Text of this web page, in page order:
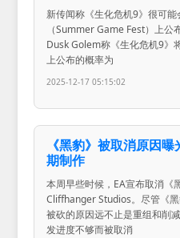
新传闻称《生化危机9》很可
（Summer Game Fest）上公
Dusk Golem称《生化危机9》
上公布的概率为
2025-12-17 05:15:02
《黑豹》被取消原因
期制作
本周早些时候，EA宣布取消《
Cliffhanger Studios。尽管《
被砍的原因远不止是重组和削
发进度不够而被取消